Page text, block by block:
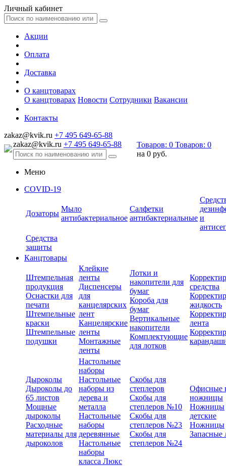
Личный кабинет
Акции
Оплата
Доставка
О канцтоварах
О канцтоварах Новости Сотрудники Вакансии
Контакты
zakaz@kvik.ru +7 495 649-65-88
zakaz@kvik.ru +7 495 649-65-88 Товаров: 0 Товаров: 0
на 0 руб.
Меню
COVID-19
Дозаторы
Мыло
антибактериальное
Салфетки
антибактериальные и
Средства
защиты
Канцтовары
Штемпельная
продукция
Оснастки для
печати
Штемпельные
краски
Штемпельные
подушки
Клейкие
ленты
Диспенсеры
для
канцелярских
лент
Канцелярские
ленты
Монтажные
ленты
Лотки и
накопители для
бумаг
Короба для
бумаг
Вертикальные
накопители
Комплектующие
для лотков
средства
жидкость
лента
Дыроколы
Дыроколы до
65 листов
Мощные
дыроколы
Расходные
материалы для
дыроколов
Настольные
наборы
Настольные
наборы из
дерева и
металла
Настольные
наборы
деревянные
Настольные
наборы
класса Люкс
Скобы для
степлеров
Скобы для
степлеров №10
Скобы для
степлеров №23
Скобы для
степлеров №24
Офисные
ножницы
Ножницы
детские
Ножницы
Запасные